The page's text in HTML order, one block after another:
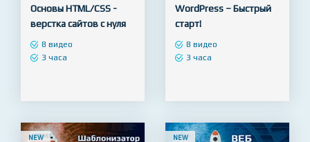
    
     4.9
Основы HTML/CSS -
верстка сайтов с нуля
Premium
  
  
WordPress – Быстрый
старт!